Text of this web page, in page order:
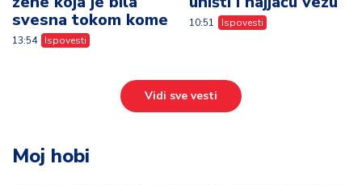
svesna tokom kome
13:54 Ispovesti
10:51 Ispovesti
Vidi sve vesti
Moj hobi